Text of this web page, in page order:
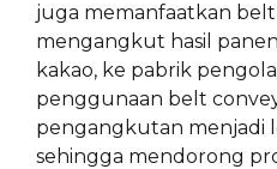
juga memanfaatkan
mengangkut hasil
kakao, ke pabrik
penggunaan belt
pengangkutan menjadi
sehingga mendorong